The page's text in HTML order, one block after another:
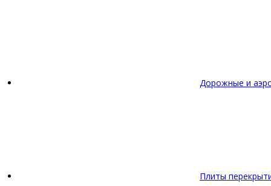
Дорожные и
Плиты